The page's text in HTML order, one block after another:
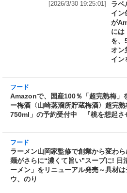
[2026/3/30 19:25:01]
オン
イン
Amazonで、国産
用した「サントリ
酒〉超完熟梅
予約受付中 『桃
フード
ラーメン山岡家監修で創業から変わ
麺がさらに“濃くて旨い”スープに! 日
ーメン」をリニューアル発売～具材は
ウ、のり
フード
売上1本につき1円を熊本城災害復